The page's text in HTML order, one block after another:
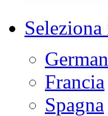
Francia
Spagna